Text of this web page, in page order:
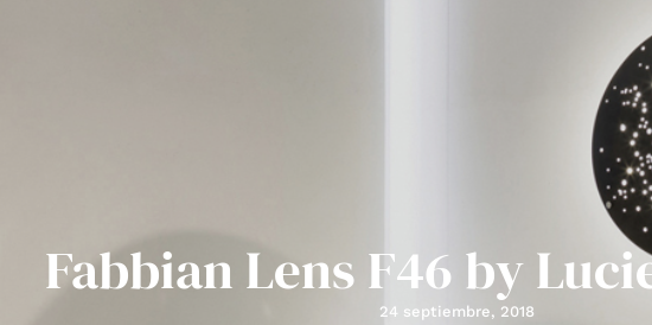
Fabbian Lens F46 by
24 septiembre, 2018